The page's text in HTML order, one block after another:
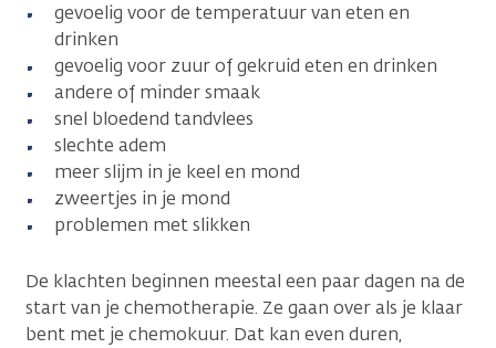
gevoelig voor de temperatuur van eten en
drinken
gevoelig voor zuur of gekruid eten en drinken
andere of minder smaak
snel bloedend tandvlees
slechte adem
meer slijm in je keel en mond
zweertjes in je mond
problemen met slikken
De klachten beginnen meestal een paar dagen na de
start van je chemotherapie. Ze gaan over als je klaar
bent met je chemokuur. Dat kan even duren,